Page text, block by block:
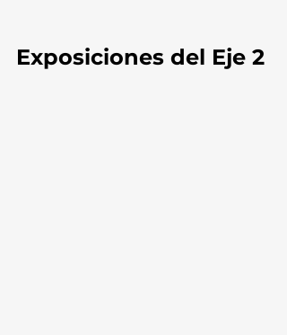
Exposiciones del Eje 2